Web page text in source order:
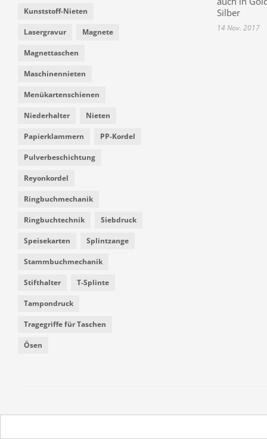
Kunststoff-Nieten
Lasergravur Magnete
Magnettaschen
Maschinennieten
Menükartenschienen
Niederhalter Nieten
Papierklammern PP-Kordel
Pulverbeschichtung
Reyonkordel
Ringbuchmechanik
Ringbuchtechnik Siebdruck
Speisekarten Splintzange
Stammbuchmechanik
Stifthalter T-Splinte
Tampondruck
Tragegriffe für Taschen
Ösen
Silber
14 Nov. 2017